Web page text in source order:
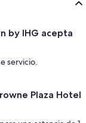
by IHG acepta
servicio.
Plaza Hotel